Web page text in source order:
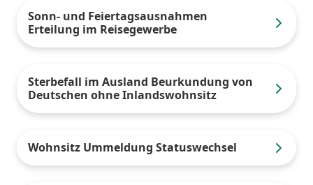
Sonn- und Feiertagsausnahmen
Erteilung im Reisegewerbe
Sterbefall im Ausland Beurkundung von
Deutschen ohne Inlandswohnsitz
Wohnsitz Ummeldung Statuswechsel